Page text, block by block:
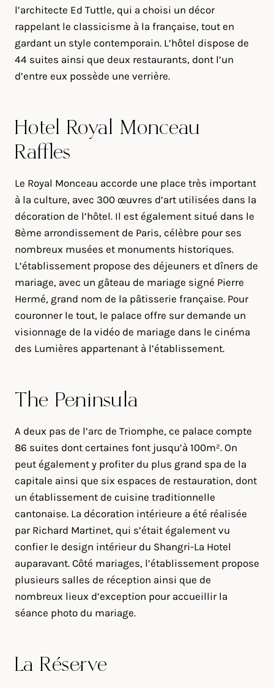
l’architecte Ed Tuttle, qui a choisi un décor
rappelant le classicisme à la française, tout en
gardant un style contemporain. L’hôtel dispose de
44 suites ainsi que deux restaurants, dont l’un
d’entre eux possède une verrière.
Hôtel Royal Monceau
Raffles
Le Royal Monceau accorde une place très important
à la culture, avec 300 œuvres d’art utilisées dans la
décoration de l’hôtel. Il est également situé dans le
8ème arrondissement de Paris, célèbre pour ses
nombreux musées et monuments historiques.
L’établissement propose des déjeuners et dîners de
mariage, avec un gâteau de mariage signé Pierre
Hermé, grand nom de la pâtisserie française. Pour
couronner le tout, le palace offre sur demande un
visionnage de la vidéo de mariage dans le cinéma
des Lumières appartenant à l’établissement.
The Peninsula
A deux pas de l’arc de Triomphe, ce palace compte
86 suites dont certaines font jusqu’à 100m². On
peut également y profiter du plus grand spa de la
capitale ainsi que six espaces de restauration, dont
un établissement de cuisine traditionnelle
cantonaise. La décoration intérieure a été réalisée
par Richard Martinet, qui s’était également vu
confier le design intérieur du Shangri-La Hotel
auparavant. Côté mariages, l’établissement propose
plusieurs salles de réception ainsi que de
nombreux lieux d’exception pour accueillir la
séance photo du mariage.
La Réserve